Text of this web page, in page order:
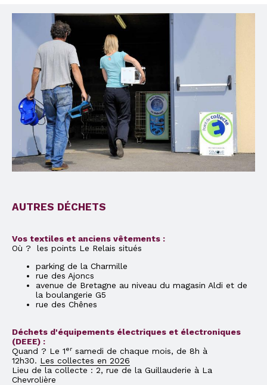
AUTRES DÉCHETS
Vos textiles et anciens vêtements :
Où ? les points Le Relais situés
parking de la Charmille
rue des Ajoncs
avenue de Bretagne au niveau du magasin Aldi et de
la boulangerie G5
rue des Chênes
Déchets d'équipements électriques et électroniques
(DEEE) :
Quand ? Le 1er samedi de chaque mois, de 8h à
12h30. Les collectes en 2026
Lieu de la collecte : 2, rue de la Guillauderie à La
Chevrolière